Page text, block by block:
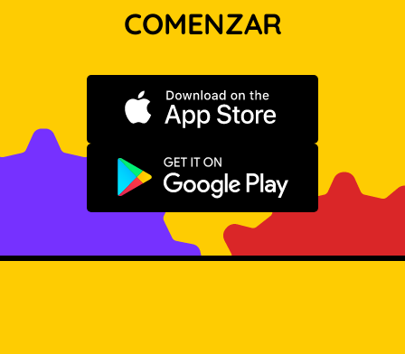
COMENZAR
Descargar en App Store
Disponible en Google Play